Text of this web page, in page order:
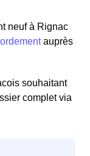
neuf à Rignac
auprès
souhaitant
complet via